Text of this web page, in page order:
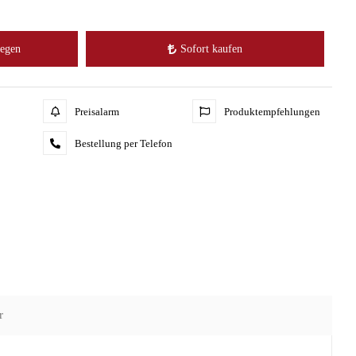
Sofort kaufen
Preisalarm
Bestellung per Telefon
Produktempfehlungen